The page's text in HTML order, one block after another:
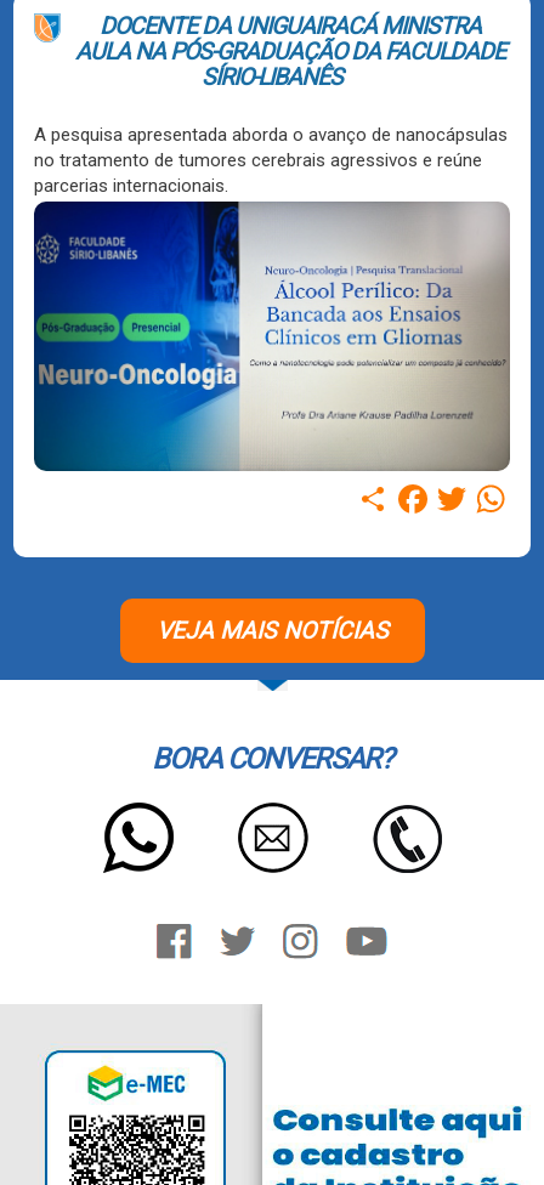
DOCENTE DA UNIGUAIRACÁ MINISTRA
AULA NA PÓS-GRADUAÇÃO DA FACULDADE
SÍRIO-LIBANÊS
A pesquisa apresentada aborda o avanço de nanocápsulas
no tratamento de tumores cerebrais agressivos e reúne
parcerias internacionais.
Compartilhar
Facebook
Twitter
VEJA MAIS NOTÍCIAS
BORA CONVERSAR?